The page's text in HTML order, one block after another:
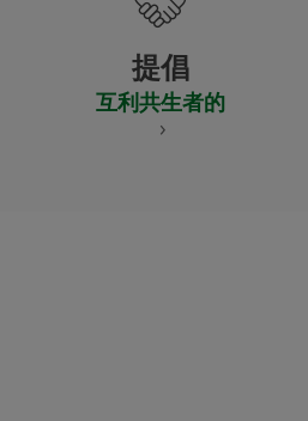
提倡
互利共生者的